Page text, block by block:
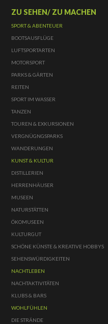
ZU SEHEN/ ZU MACHEN
SPORT & ABENTEUER
BOOTSAUSFLÜGE
LUFTSPORTARTEN
MOTORSPORT
PARKS & GÄRTEN
REITEN
SPORT IM WASSER
TANZEN
TOUREN & EXKURSIONEN
VERGNÜGNGSPARKS
WANDERUNGEN
KUNST & KULTUR
DISTILLERIEN
HERRENHÄUSER
MUSEEN
NATURSTÄTTEN
ÖKOMUSEEN
KULTURGUT
SCHÖNE KÜNSTE & KREATIVE HOBBYS
SEHENSWÜRDIGKEITEN
NACHTLEBEN
NACHTAKTIVITÄTEN
KLUBS & BARS
WOHLFÜHLEN
DIE STRÄNDE